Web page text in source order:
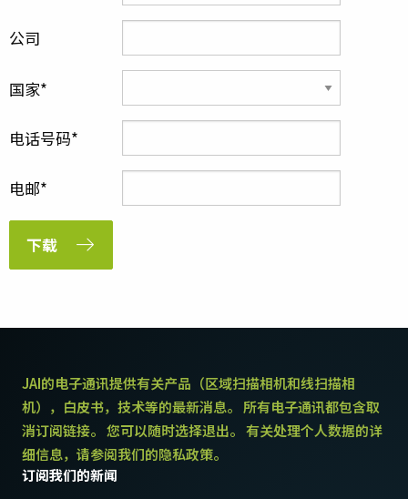
公司
国家
电话号码
电邮
下载
JAI的电子通讯提供有关产品（区域扫描相机和线扫描相
机），白皮书，技术等的最新消息。 所有电子通讯都包含取
消订阅链接。 您可以随时选择退出。 有关处理个人数据的详
细信息，请参阅我们的隐私政策。
订阅我们的新闻